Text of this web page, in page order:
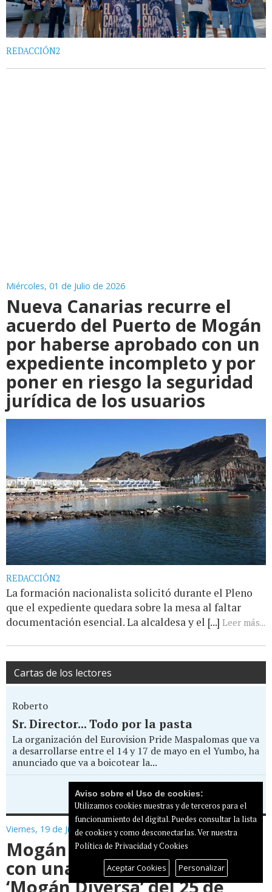
REDACCIÓN2
Miércoles, 01 de Julio de 2026
Nueva Canarias recurre el
acuerdo del Puerto de Mogán
por haberse aprobado con un
expediente incompleto y por
poner en riesgo la seguridad
jurídica de los usuarios
REDACCIÓN2
La formación nacionalista solicitó durante el Pleno
que el expediente quedara sobre la mesa al faltar
documentación esencial. La alcaldesa y el [...] Leer más...
Cartas de los lectores
Roberto
Sr. Director... Todo por la pasta
La organización del Eurovision Pride Maspalomas que va
a desarrollarse entre el 14 y 17 de mayo en el Yumbo, ha
anunciado que va a boicotear la...
Enviar carta al director
Viernes, 19 de Junio de 2026
Mogán celebrará el Orgullo
con una nueva edición de
‘Mogán Diversa’ del 25 de
Aviso sobre el Uso de cookies:
Utilizamos cookies nuestras y de terceros para el
funcionamiento del digital. Puedes consultar la lista
de cookies y como desconectarlas.Ver nuestra
Política de Privacidad y Cookies
Aceptar Cookies Personalizar